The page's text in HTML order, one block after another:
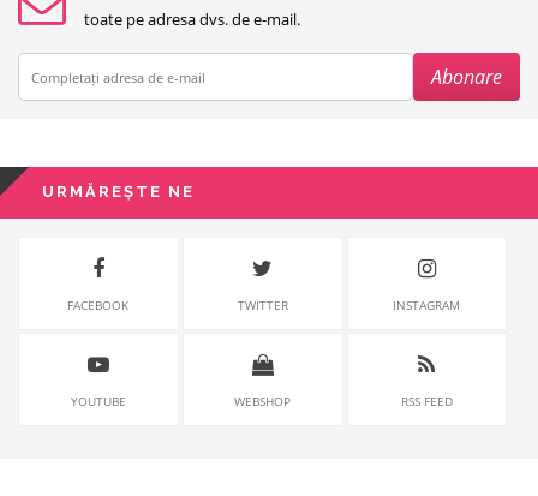
toate pe adresa dvs. de e-mail.
URMĂREȘTE NE
FACEBOOK TWITTER INSTAGRAM
YOUTUBE WEBSHOP RSS FEED